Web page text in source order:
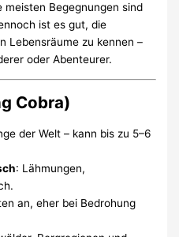
meisten Begegnungen sind
ist es gut, die
Lebensräume zu kennen –
oder Abenteurer.
Cobra)
der Welt – kann bis zu 5–6
: Lähmungen,
an, eher bei Bedrohung